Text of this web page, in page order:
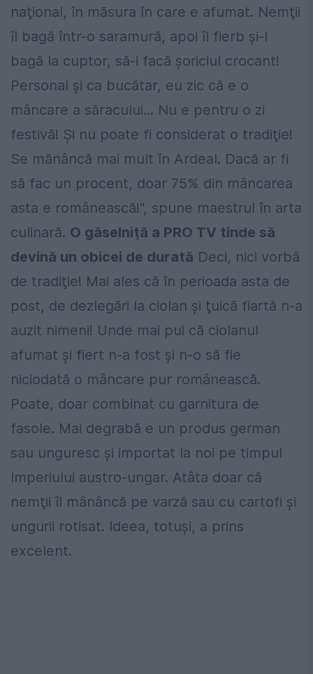
naţional, în măsura în care e afumat. Nemţii
îl bagă într-o saramură, apoi îl fierb şi-l
bagă la cuptor, să-i facă şoriciul crocant!
Personal şi ca bucătar, eu zic că e o
mâncare a săracului... Nu e pentru o zi
festivă! Şi nu poate fi considerat o tradiţie!
Se mănâncă mai mult în Ardeal. Dacă ar fi
să fac un procent, doar 75% din mâncarea
asta e românească!", spune maestrul în arta
culinară. O găselniţă a PRO TV tinde să
devină un obicei de durată Deci, nici vorbă
de tradiţie! Mai ales că în perioada asta de
post, de dezlegări la ciolan şi ţuică fiartă n-a
auzit nimeni! Unde mai pui că ciolanul
afumat şi fiert n-a fost şi n-o să fie
niciodată o mâncare pur românească.
Poate, doar combinat cu garnitura de
fasole. Mai degrabă e un produs german
sau unguresc şi importat la noi pe timpul
Imperiului austro-ungar. Atâta doar că
nemţii îl mânâncă pe varză sau cu cartofi şi
ungurii rotisat. Ideea, totuşi, a prins
excelent.